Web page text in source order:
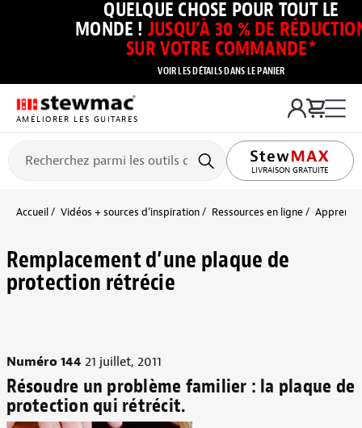
QUELQUE CHOSE POUR TOUT LE
MONDE ! JUSQU’À 30 % DE
SUR VOTRE COMMANDE*
VOIR LES DÉTAILS DANS LE PANIER
AMÉLIORER LES GUITARES
LIVRAISON GRATUITE
Accueil Vidéos + sources d’inspiration Ressources en ligne
Remplacement d’une plaque de
protection rétrécie
Numéro 144 21 juillet, 2011
Résoudre un problème familier : la plaque de
protection qui rétrécit.